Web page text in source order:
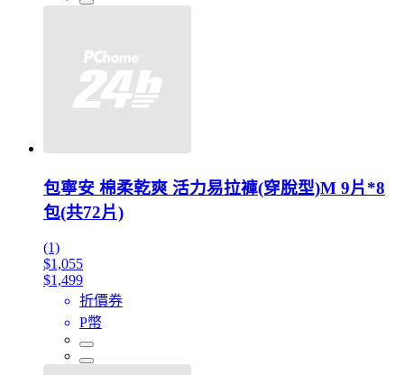
包寧安 棉柔乾爽 活力易拉褲(穿脫型)M 9片*8
包(共72片)
(1)
$1,055
$1,499
折價券
P幣